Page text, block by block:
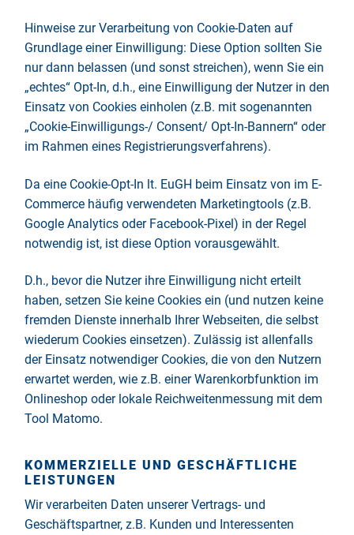
Hinweise zur Verarbeitung von Cookie-Daten auf
Grundlage einer Einwilligung: Diese Option sollten Sie
nur dann belassen (und sonst streichen), wenn Sie ein
„echtes“ Opt-In, d.h., eine Einwilligung der Nutzer in den
Einsatz von Cookies einholen (z.B. mit sogenannten
„Cookie-Einwilligungs-/ Consent/ Opt-In-Bannern“ oder
im Rahmen eines Registrierungsverfahrens).
Da eine Cookie-Opt-In lt. EuGH beim Einsatz von im E-
Commerce häufig verwendeten Marketingtools (z.B.
Google Analytics oder Facebook-Pixel) in der Regel
notwendig ist, ist diese Option vorausgewählt.
D.h., bevor die Nutzer ihre Einwilligung nicht erteilt
haben, setzen Sie keine Cookies ein (und nutzen keine
fremden Dienste innerhalb Ihrer Webseiten, die selbst
wiederum Cookies einsetzen). Zulässig ist allenfalls
der Einsatz notwendiger Cookies, die von den Nutzern
erwartet werden, wie z.B. einer Warenkorbfunktion im
Onlineshop oder lokale Reichweitenmessung mit dem
Tool Matomo.
KOMMERZIELLE UND GESCHÄFTLICHE
LEISTUNGEN
Wir verarbeiten Daten unserer Vertrags- und
Geschäftspartner, z.B. Kunden und Interessenten